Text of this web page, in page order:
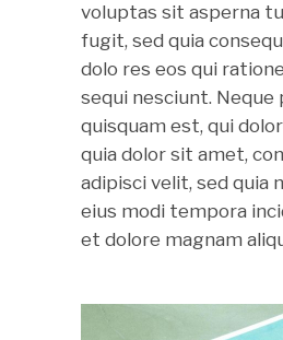
voluptas sit asperna
fugit, sed quia
dolo res eos qui
sequi nesciunt. Neque
quisquam est, qui
quia dolor sit amet,
adipisci velit, sed quia
eius modi tempora
et dolore magnam